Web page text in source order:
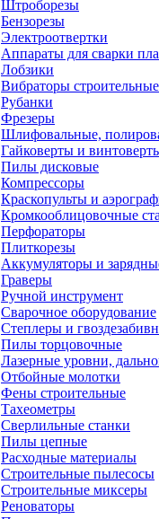
Штроборезы
Бензорезы
Электроотвертки
Аппараты для сварки
Лобзики
Вибраторы строительные
Рубанки
Фрезеры
Шлифовальные,
Гайковерты и
Пилы дисковые
Компрессоры
Краскопульты и
Кромкооблицовочные
Перфораторы
Плиткорезы
Аккумуляторы и
Граверы
Ручной инструмент
Сварочное оборудование
Степлеры и
Пилы торцовочные
Лазерные уровни,
Отбойные молотки
Фены строительные
Тахеометры
Сверлильные станки
Пилы цепные
Расходные материалы
Строительные пылесосы
Строительные миксеры
Реноваторы